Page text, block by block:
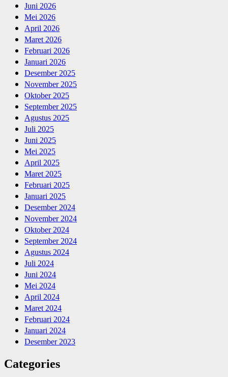
Juni 2026
Mei 2026
April 2026
Maret 2026
Februari 2026
Januari 2026
Desember 2025
November 2025
Oktober 2025
September 2025
Agustus 2025
Juli 2025
Juni 2025
Mei 2025
April 2025
Maret 2025
Februari 2025
Januari 2025
Desember 2024
November 2024
Oktober 2024
September 2024
Agustus 2024
Juli 2024
Juni 2024
Mei 2024
April 2024
Maret 2024
Februari 2024
Januari 2024
Desember 2023
Categories